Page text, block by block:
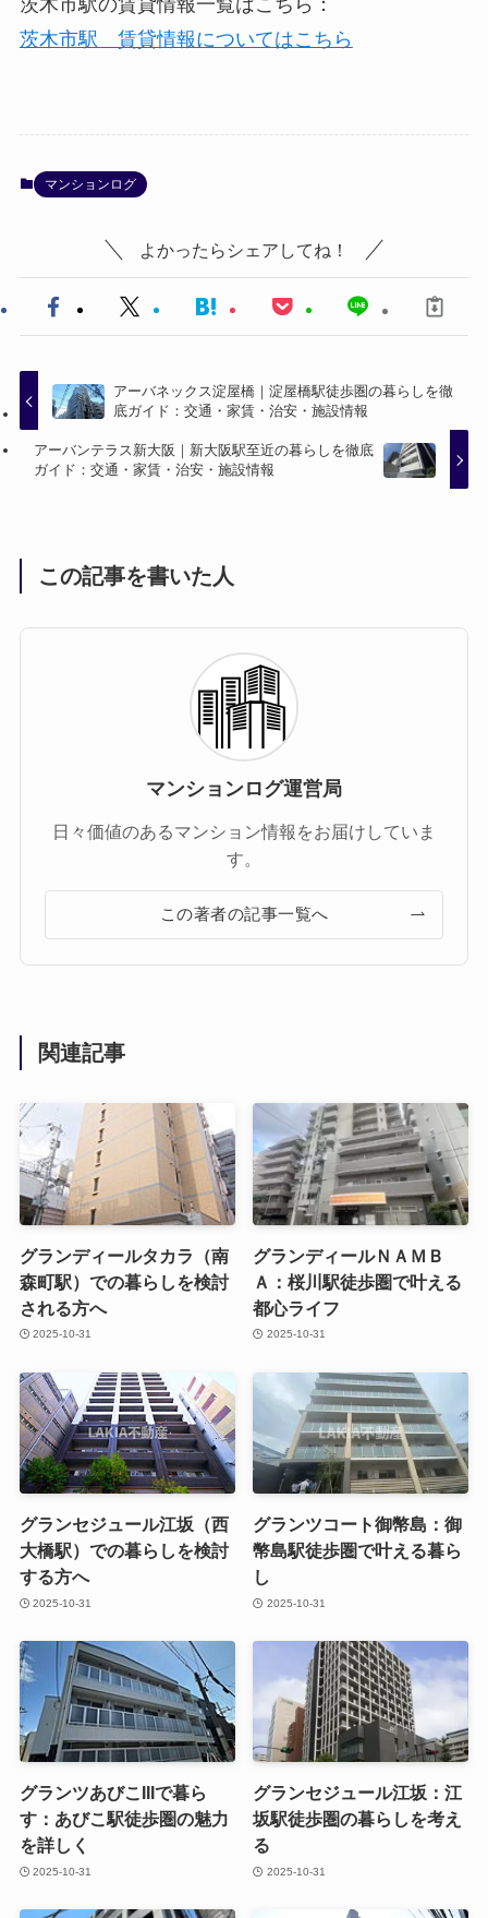
茨木市駅 賃貸情報についてはこちら
マンションログ
よかったらシェアしてね！
アーバネックス淀屋橋｜淀屋橋駅徒歩圏の暮らしを徹
底ガイド：交通・家賃・治安・施設情報
アーバンテラス新大阪｜新大阪駅至近の暮らしを徹底
ガイド：交通・家賃・治安・施設情報
この記事を書いた人
マンションログ運営局
日々価値のあるマンション情報をお届けしていま
す。
この著者の記事一覧へ
関連記事
グランディールタカラ（南
森町駅）での暮らしを検討
される方へ
2025-10-31
グランディールＮＡＭＢ
Ａ：桜川駅徒歩圏で叶える
都心ライフ
2025-10-31
グランセジュール江坂（西
大橋駅）での暮らしを検討
する方へ
2025-10-31
グランツコート御幣島：御
幣島駅徒歩圏で叶える暮ら
し
2025-10-31
グランツあびこIIIで暮ら
す：あびこ駅徒歩圏の魅力
を詳しく
2025-10-31
グランセジュール江坂：江
坂駅徒歩圏の暮らしを考え
る
2025-10-31